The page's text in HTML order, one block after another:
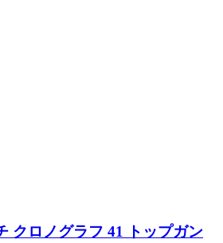
クロノグラフ 41 トップガン